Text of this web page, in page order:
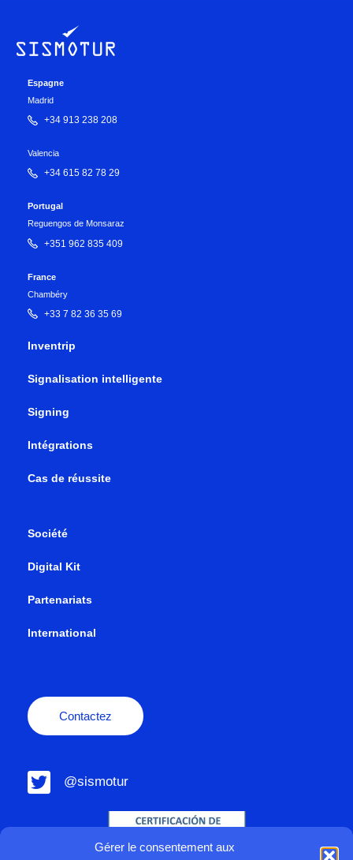
Gérer le consentement aux
Espagne
Madrid
+34 913 238 208
Valencia
+34 615 82 78 29
Portugal
Reguengos de Monsaraz
+351 962 835 409
France
Chambéry
+33 7 82 36 35 69
Inventrip
Signalisation intelligente
Signing
Intégrations
Cas de réussite
Société
Digital Kit
Partenariats
International
Contactez
@sismotur